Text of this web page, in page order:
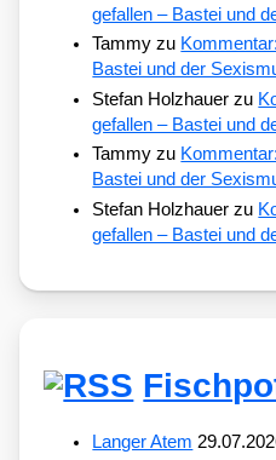
gefallen – Bastei und
Tammy zu
Bastei und der
Stefan Holzhauer zu
gefallen – Bastei und
Tammy zu
Bastei und der
Stefan Holzhauer zu
gefallen – Bastei und
Langer Atem